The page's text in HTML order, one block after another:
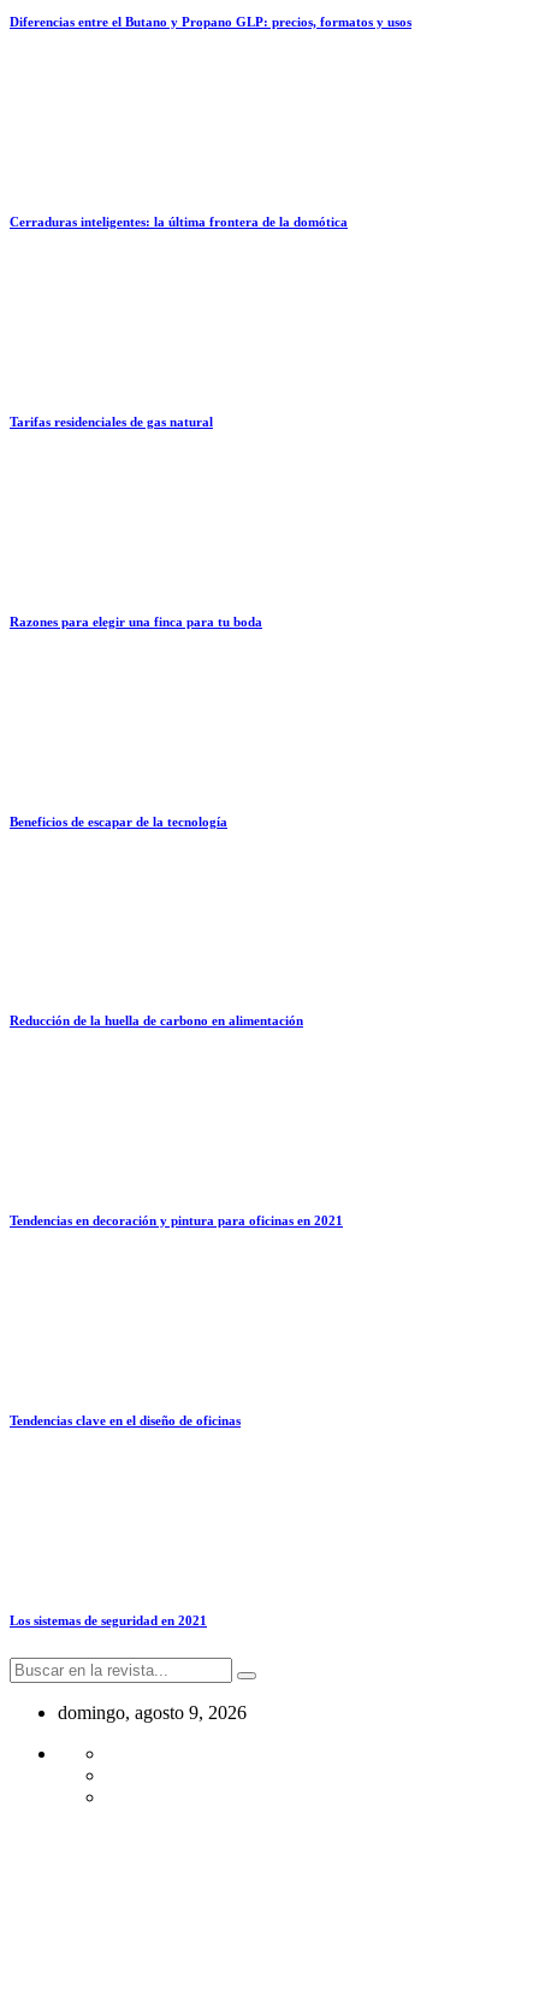
Diferencias entre el Butano y Propano GLP: precios, formatos y usos
Cerraduras inteligentes: la última frontera de la domótica
Tarifas residenciales de gas natural
Razones para elegir una finca para tu boda
Beneficios de escapar de la tecnología
Reducción de la huella de carbono en alimentación
Tendencias en decoración y pintura para oficinas en 2021
Tendencias clave en el diseño de oficinas
Los sistemas de seguridad en 2021
domingo, agosto 9, 2026